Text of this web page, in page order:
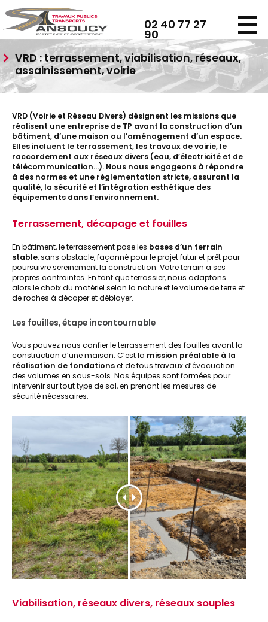
02 40 77 27
90
VRD : terrassement, viabilisation, réseaux,
assainissement, voirie
VRD (Voirie et Réseau Divers) désignent les missions que
réalisent une entreprise de TP avant la construction d’un
bâtiment, d’une maison ou l’aménagement d’un espace.
Elles incluent le terrassement, les travaux de voirie, le
raccordement aux réseaux divers (eau, d’électricité et de
télécommunication…). Nous nous engageons à répondre
à des normes et une réglementation stricte, assurant la
qualité, la sécurité et l’intégration esthétique des
équipements dans l’environnement.
Terrassement, décapage et fouilles
En bâtiment, le terrassement pose les bases d’un terrain
stable, sans obstacle, façonné pour le projet futur et prêt pour
poursuivre sereinement la construction. Votre terrain a ses
propres contraintes. En tant que terrassier, nous adaptons
alors le choix du matériel selon la nature et le volume de terre et
de roches à décaper et déblayer.
Les fouilles, étape incontournable
Vous pouvez nous confier le terrassement des fouilles avant la
construction d’une maison. C’est la mission préalable à la
réalisation de fondationset de tous travaux d’évacuation
des volumes en sous-sols. Nos équipes sont formées pour
intervenir sur tout type de sol, en prenant les mesures de
sécurité nécessaires.
Viabilisation, réseaux divers, réseaux souples
Panneau de gestion des cookies